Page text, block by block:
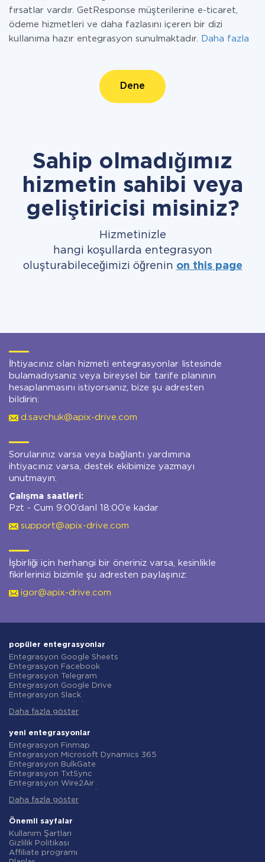
fırsatlar vardır. GetResponse müşterilerine e-ticaret,
ödeme hizmetleri ve daha fazlasını içeren bir dizi
kullanıma hazır entegrasyon sunulmaktadır.
Daha fazla
Dene
Sahip olmadığımız
hizmetin sahibi veya
geliştiricisi misiniz?
Hizmetinizle
hangi koşullarda entegrasyon
oluşturabileceğimizi öğrenin on this page
İhtiyacınız olan hizmeti entegrasyonlar listesinde
bulamadıysanız veya bireysel bir tarife planının
hesaplanmasını istiyorsanız, bize şu adresten
bildirin:
d.savchuk@apix-drive.com
Sorularınız varsa veya bağlantı yardımına
ihtiyacınız varsa, destek ekibimize yazmayı
unutmayın:
Çalışma saatleri:
Pzt - Cum 9:00’danl 18:00’e kadar
support@apix-drive.com
İşbirliği için herhangi bir öneriniz varsa, kesinlikle
fikirlerinizi bizimle şu adresten paylaşınız:
igor@apix-drive.com
popüler entegrasyonlar
Entegrasyon Google Sheets
Entegrasyon Facebook
Entegrasyon Telegram
Entegrasyon Google Drive
Entegrasyon Slack
Entegrasyon Gmail
Entegrasyon ClickUp
Entegrasyon Airtable
Entegrasyon Google Contacts
Entegrasyon OpenAI (ChatGPT)
Entegrasyon Instagram
Entegrasyon ActiveCampaign
Entegrasyon Typeform
Entegrasyon Salesforce CRM
Entegrasyon Notion
Entegrasyon AWeber
Entegrasyon Asana
Entegrasyon ZOHO CRM
Daha fazla göster
yeni entegrasyonlar
Entegrasyon Finmap
Entegrasyon Microsoft Dynamics 365
Entegrasyon BulkGate
Entegrasyon TxtSync
Entegrasyon Wire2Air
Entegrasyon Infobip
Entegrasyon AtomPark
Entegrasyon TXTImpact
Entegrasyon Campaign Monitor
Entegrasyon CM.com
Entegrasyon D7 Networks
Daha fazla göster
Önemli sayfalar
Kullanım Şartları
Gizlilik Politikası
Affiliate programı